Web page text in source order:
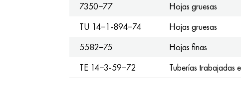
7350−77
Hojas gruesas
TU 14−1-894−74
Hojas gruesas
5582−75
Hojas finas
TE 14−3-59−72
Tuberías trabajadas